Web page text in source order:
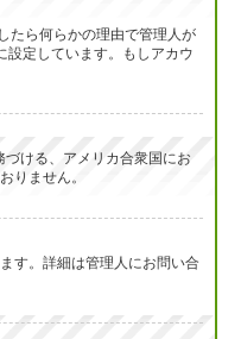
たら何らかの理由で管理人が
設定しています。もしアカウ
ける、アメリカ合衆国にお
りません。
す。詳細は管理人にお問い合